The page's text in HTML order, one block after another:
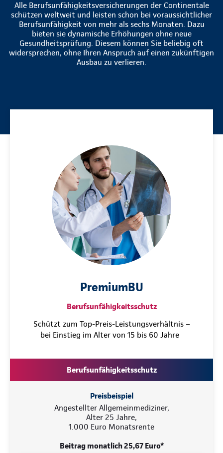
Alle Berufsunfähigkeitsversicherungen der Continentale
schützen weltweit und leisten schon bei voraussichtlicher
Berufsunfähigkeit von mehr als sechs Monaten. Dazu
bieten sie dynamische Erhöhungen ohne neue
Gesundheitsprüfung. Diesem können Sie beliebig oft
widersprechen, ohne Ihren Anspruch auf einen zukünftigen
Ausbau zu verlieren.
PremiumBU
Berufsunfähigkeitsschutz
Schützt zum Top-Preis-Leistungsverhältnis –
bei Einstieg im Alter von 15 bis 60 Jahre
Berufsunfähigkeitsschutz
Preisbeispiel
Angestellter Allgemeinmediziner,
Alter 25 Jahre,
1.000 Euro Monatsrente
Beitrag monatlich 25,67 Euro*